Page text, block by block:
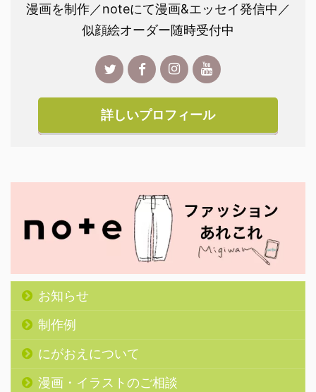
漫画を制作／noteにて漫画&エッセイ発信中／
似顔絵オーダー随時受付中
詳しいプロフィール
お知らせ
制作例
にがおえについて
漫画・イラストのご相談